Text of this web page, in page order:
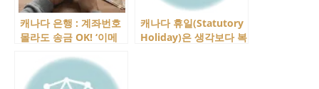
캐나다 은행 : 계좌번호
몰라도 송금 OK! ‘이메
드립니다.
캐나다 휴일(Statutory
Holiday)은 생각보다 복